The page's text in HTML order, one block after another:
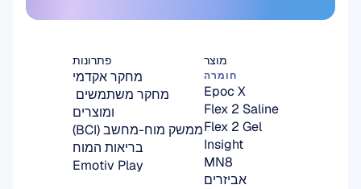
פתרונות
מחקר אקדמי
ומוצרים
ממשק מוח-מחשב (BCI)
בריאות המוח
Emotiv Play
מוצר
חומרה
Epoc X
Flex 2 Saline
Flex 2 Gel
Insight
MN8
אביזרים